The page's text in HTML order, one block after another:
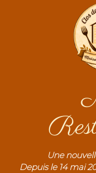
Une
Depuis le 14 mai